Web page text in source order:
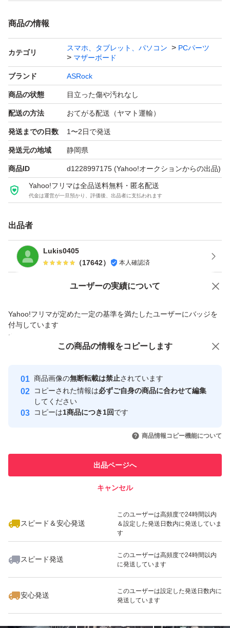
い。
また、中古品として入手したものとなりますので、正確な
使用期間や用途等をご質問されましても、回答は致しかね
ますのでご理解の上、ご質問をお願い致します。
落札後、24時間以内のお支払いが可能な方のみご入札を
お願いします。
期限をお守り頂けない場合、購入の意思無しと判断し、落
札者都合にてお取引キャンセルとさせて頂く場合がござい
ます。
セージへの返信及び評価につきましては省略させて頂く場
合がございますので、予めご了承下さい。
領収書の発行は現在承っておりません。
商品の情報
カテゴリ
スマホ、タブレット、パソコン
PCパーツ
マザーボード
ブランド ASRock
商品の状態 目立った傷や汚れなし
配送の方法 おてがる配送（ヤマト運輸）
発送までの日数 1〜2日で発送
発送元の地域 静岡県
商品ID d1228997175 (Yahoo!オークションからの出品)
Yahoo!フリマは全品送料無料・匿名配送
代金は運営が一旦預かり、評価後、出品者に支払われます
出品者
Lukis0405
（17642） 本人確認済
ユーザーの実績について
Yahoo!フリマが定めた一定の基準を満たしたユーザーにバッジを
付与しています
安心取引出品者
取引実績
取引実績◯+
このユーザーはYahoo!フリマの取
引を完了させた実績があります
での取引実績があります
スピード&安心発送
※このバッジは実績に基づく表示であり、発送を保証しているものではあり
スピード＆安心発送
このユーザーは高頻度で24時間以内
＆設定した発送日数内に発送していま
す
スピード発送
このユーザーは高頻度で24時間以内
に発送しています
安心発送
このユーザーは設定した発送日数内に
発送しています
Yahoo!オークションで出品した商品のため一部機能は利用できません
商品への質問からの値下げ交渉、不適切なカテゴリ変更依頼は禁止です
この商品の情報をコピーします
商品画像の無断転載は禁止されています
コピーされた情報は必ずご自身の商品に合わせて編集
してください
コピーは1商品につき1回です
商品情報コピー機能について
出品ページへ
キャンセル
この商品をみている人にオススメ